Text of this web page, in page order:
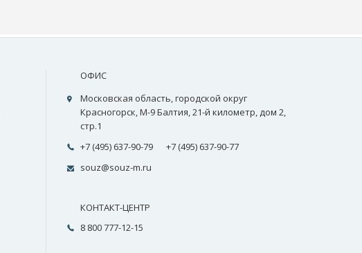
ОФИС
Московская область, городской округ
Красногорск, М-9 Балтия, 21-й километр, дом 2,
стр.1
+7 (495) 637-90-79
+7 (495) 637-90-77
souz@souz-m.ru
КОНТАКТ-ЦЕНТР
8 800 777-12-15